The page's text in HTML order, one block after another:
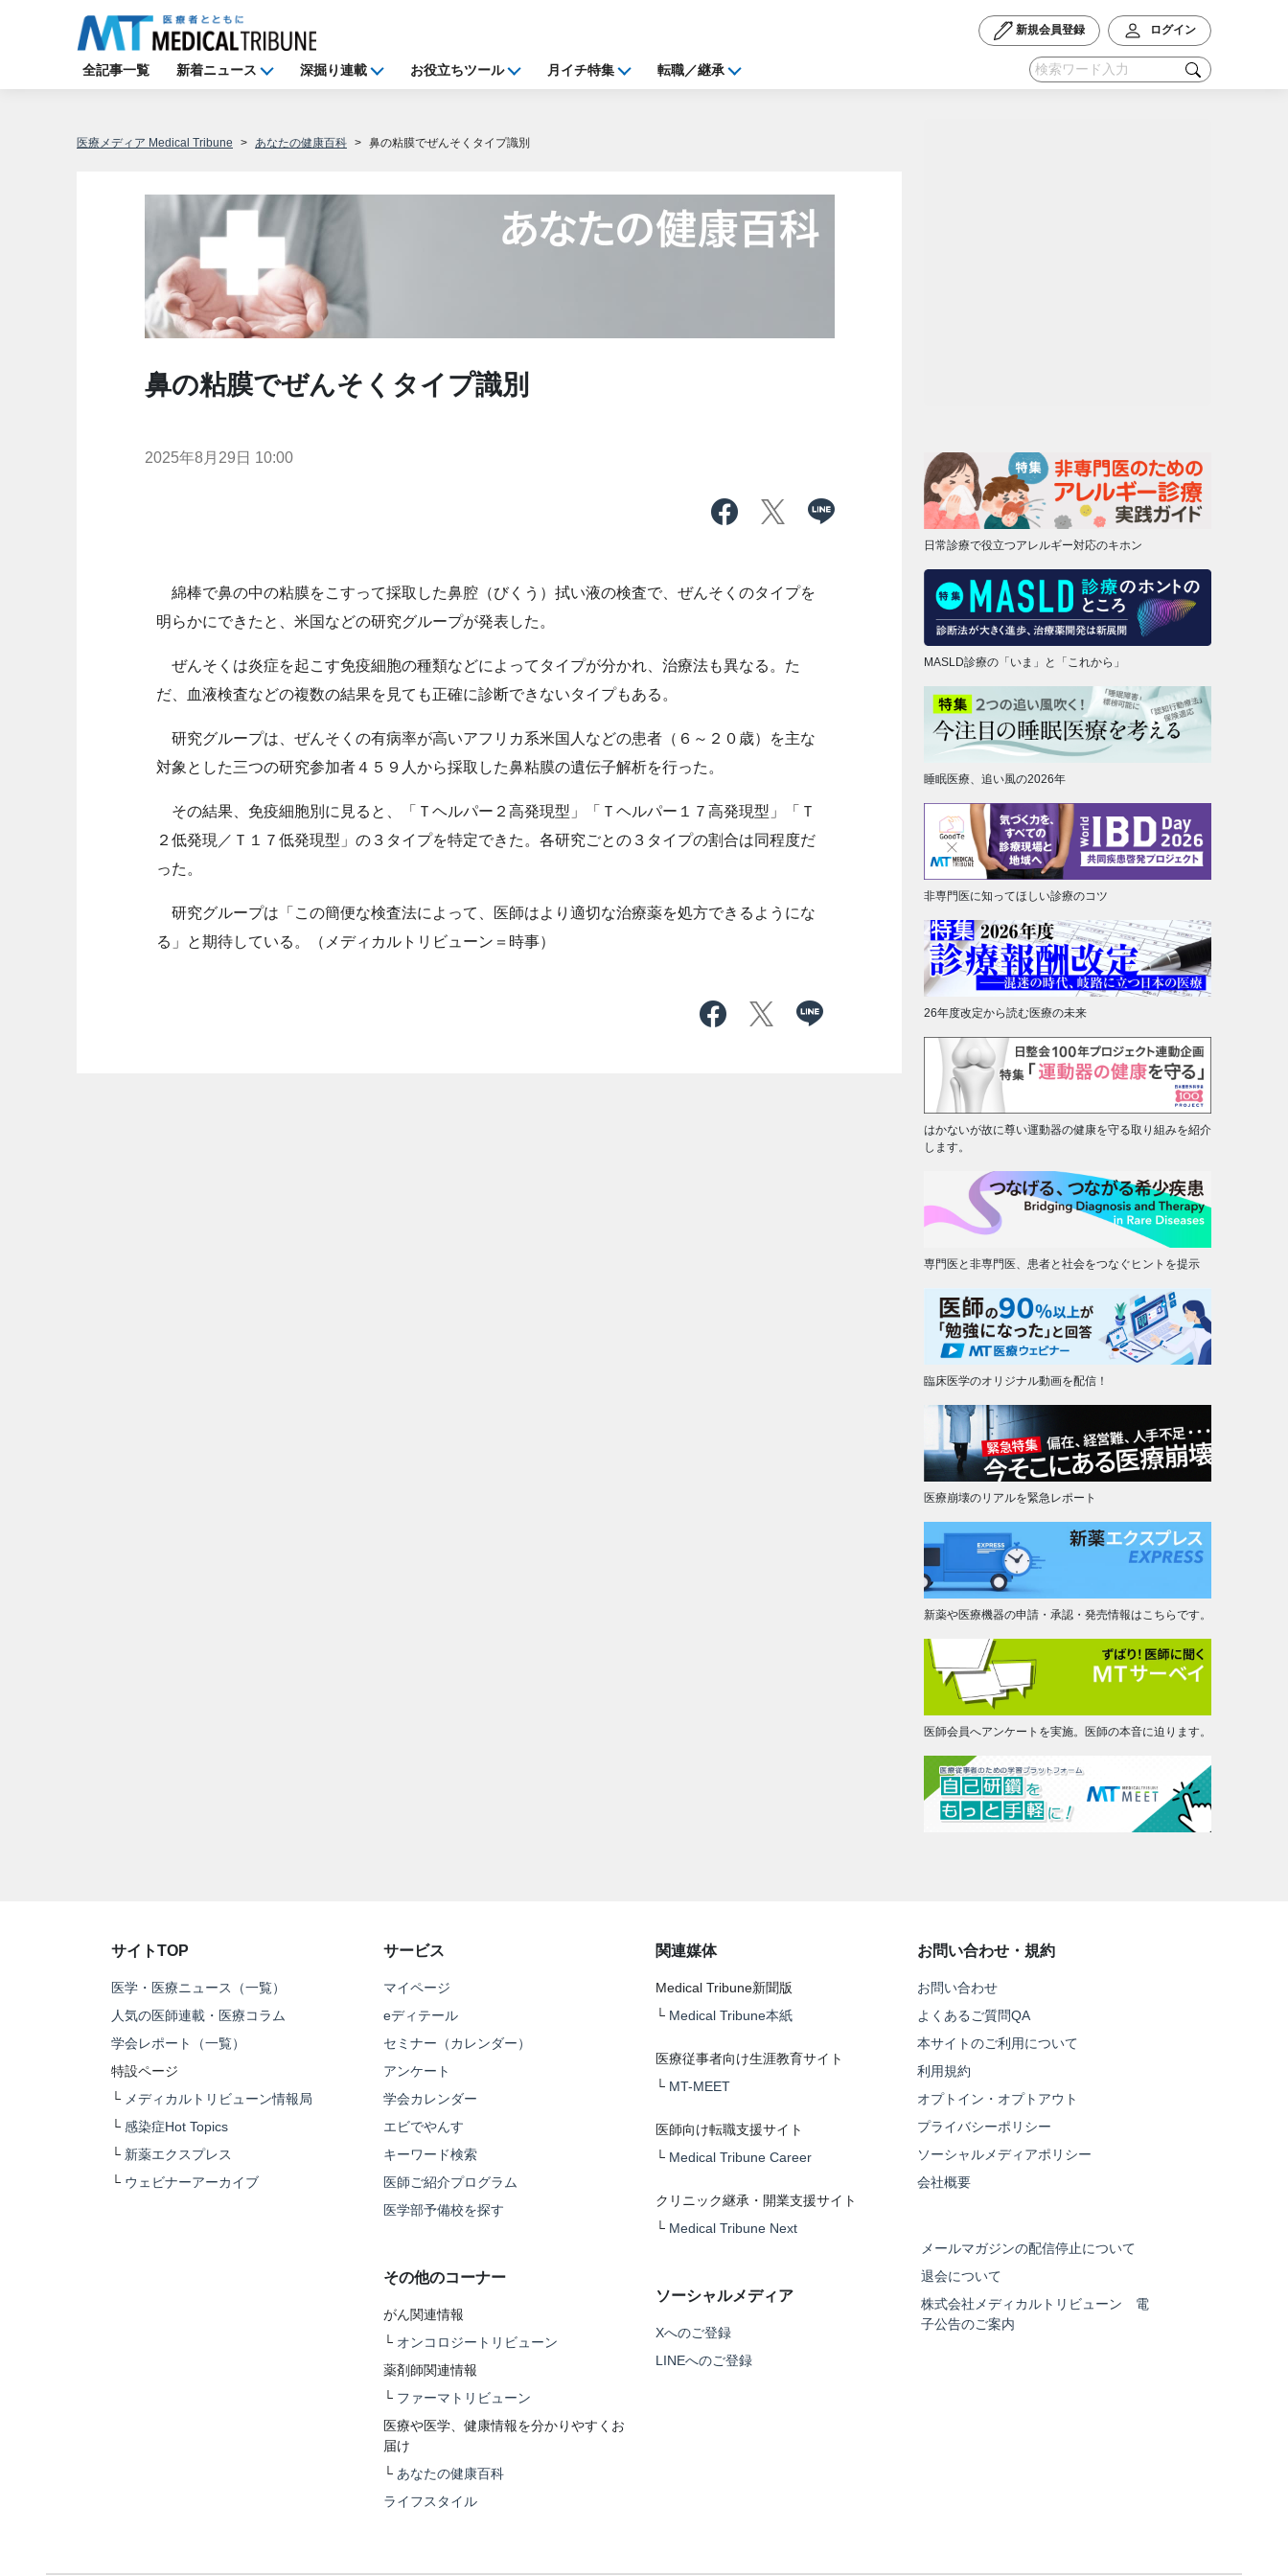
新規会員登録 ログイン
全記事一覧 新着ニュース 深掘り連載 お役立ちツール 月イチ特集 転職／継承
医療メディア Medical Tribune あなたの健康百科 鼻の粘膜でぜんそくタイプ識別
鼻の粘膜でぜんそくタイプ識別
2025年8月29日 10:00
綿棒で鼻の中の粘膜をこすって採取した鼻腔（びくう）拭い液の検査で、ぜんそくのタイプを
明らかにできたと、米国などの研究グループが発表した。
ぜんそくは炎症を起こす免疫細胞の種類などによってタイプが分かれ、治療法も異なる。た
だ、血液検査などの複数の結果を見ても正確に診断できないタイプもある。
研究グループは、ぜんそくの有病率が高いアフリカ系米国人などの患者（６～２０歳）を主な
対象とした三つの研究参加者４５９人から採取した鼻粘膜の遺伝子解析を行った。
その結果、免疫細胞別に見ると、「Ｔヘルパー２高発現型」「Ｔヘルパー１７高発現型」「Ｔ
２低発現／Ｔ１７低発現型」の３タイプを特定できた。各研究ごとの３タイプの割合は同程度だ
った。
研究グループは「この簡便な検査法によって、医師はより適切な治療薬を処方できるようにな
る」と期待している。（メディカルトリビューン＝時事）
日常診療で役立つアレルギー対応のキホン
MASLD診療の「いま」と「これから」
睡眠医療、追い風の2026年
非専門医に知ってほしい診療のコツ
26年度改定から読む医療の未来
はかないが故に尊い運動器の健康を守る取り組みを紹介
します。
専門医と非専門医、患者と社会をつなぐヒントを提示
臨床医学のオリジナル動画を配信！
医療崩壊のリアルを緊急レポート
新薬や医療機器の申請・承認・発売情報はこちらです。
医師会員へアンケートを実施。医師の本音に迫ります。
サイトTOP
医学・医療ニュース（一覧）
人気の医師連載・医療コラム
学会レポート（一覧）
特設ページ
└ メディカルトリビューン情報局
└ 感染症Hot Topics
└ 新薬エクスプレス
└ ウェビナーアーカイブ
サービス
マイページ
eディテール
セミナー（カレンダー）
アンケート
学会カレンダー
エビでやんす
キーワード検索
医師ご紹介プログラム
医学部予備校を探す
その他のコーナー
がん関連情報
└ オンコロジートリビューン
薬剤師関連情報
└ ファーマトリビューン
医療や医学、健康情報を分かりやすくお
届け
└ あなたの健康百科
ライフスタイル
関連媒体
Medical Tribune新聞版
└ Medical Tribune本紙
医療従事者向け生涯教育サイト
└ MT-MEET
医師向け転職支援サイト
└ Medical Tribune Career
クリニック継承・開業支援サイト
└ Medical Tribune Next
ソーシャルメディア
Xへのご登録
LINEへのご登録
お問い合わせ・規約
お問い合わせ
よくあるご質問QA
本サイトのご利用について
利用規約
オプトイン・オプトアウト
プライバシーポリシー
ソーシャルメディアポリシー
会社概要
メールマガジンの配信停止について
退会について
株式会社メディカルトリビューン 電
子公告のご案内